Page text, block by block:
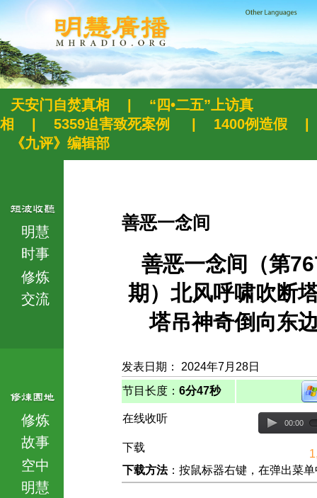
天安门自焚真相
“四•二五”上访真
相
5359迫害致死案例 1400例造假
《九评》编辑部
明慧
时事
修炼
交流
修炼
故事
空中
明慧
善恶一念间
善恶一念间（第
期）北风呼啸吹断
塔吊神奇倒向东
发表日期： 2024年7月28日
节目长度： 6分47秒
在线收听 00:00
下载
下载方法：按鼠标器右键，在弹出菜